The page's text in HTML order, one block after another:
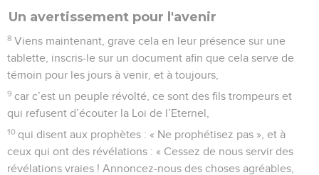
Un avertissement pour l'avenir
8 Viens maintenant, grave cela en leur présence sur une
tablette, inscris-le sur un document afin que cela serve de
témoin pour les jours à venir, et à toujours,
9 car c’est un peuple révolté, ce sont des fils trompeurs et
qui refusent d’écouter la Loi de l’Eternel,
10 qui disent aux prophètes : « Ne prophétisez pas », et à
ceux qui ont des révélations : « Cessez de nous servir des
révélations vraies ! Annoncez-nous des choses agréables,